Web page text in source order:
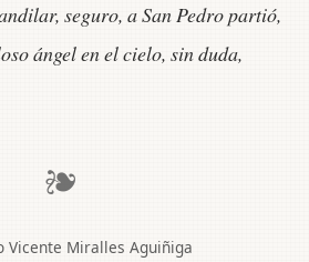
seguro, a San Pedro partió,
ángel en el cielo, sin duda,
❧
Vicente Miralles Aguiñiga